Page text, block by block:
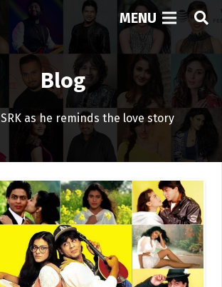
MENU
Blog
SRK as he reminds the love story